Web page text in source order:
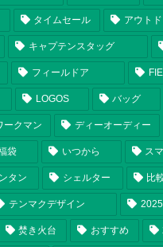
タイムセール アウト
キャプテンスタッグ
フィールドア
LOGOS バッグ
ークマン ディーオーディー
袋 いつから ス
タン シェルター 比
テンマクデザイン
焚き火台 おすすめ